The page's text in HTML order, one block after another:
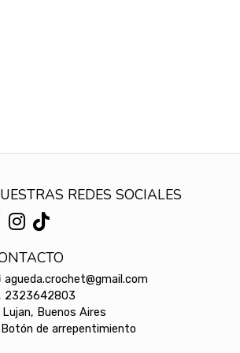
REDES SOCIALES
agueda.crochet@gmail.com
2323642803
Lujan, Buenos Aires
de arrepentimiento